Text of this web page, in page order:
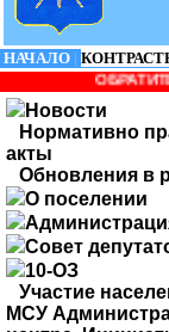
НАЧАЛО |
ВНИМАНИЕ!
Новости
Нормативно
акты
Обновления в
О поселении
Совет
10-ОЗ
Участие
МСУ